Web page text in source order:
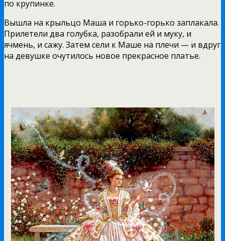
по крупинке.
Вышла на крыльцо Маша и горько-горько заплакала.
Прилетели два голубка, разобрали ей и муку, и
ячмень, и сажу. Затем сели к Маше на плечи — и вдруг
на девушке очутилось новое прекрасное платье.